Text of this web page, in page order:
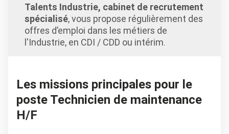
Talents Industrie, cabinet de recrutement
spécialisé, vous propose régulièrement des
offres d’emploi dans les métiers de
l'Industrie, en CDI / CDD ou intérim.
Les missions principales pour le
poste Technicien de maintenance
H/F